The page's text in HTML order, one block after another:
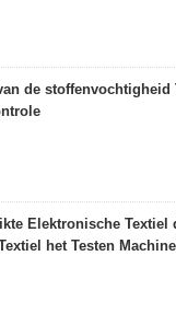
de stoffenvochtigheid
Elektronische Textiel
het Testen Machine